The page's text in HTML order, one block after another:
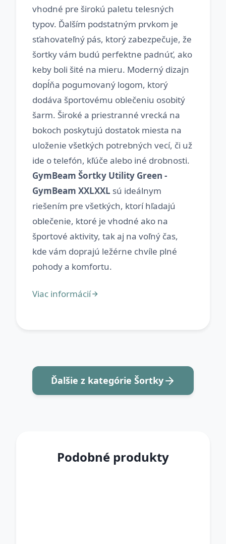
vhodné pre širokú paletu telesných
typov. Ďalším podstatným prvkom je
sťahovateľný pás, ktorý zabezpečuje, že
šortky vám budú perfektne padnúť, ako
keby boli šité na mieru. Moderný dizajn
dopĺňa pogumovaný logom, ktorý
dodáva športovému oblečeniu osobitý
šarm. Široké a priestranné vrecká na
bokoch poskytujú dostatok miesta na
uloženie všetkých potrebných vecí, či už
ide o telefón, kľúče alebo iné drobnosti.
GymBeam Šortky Utility Green -
GymBeam XXLXXL sú ideálnym
riešením pre všetkých, ktorí hľadajú
oblečenie, ktoré je vhodné ako na
športové aktivity, tak aj na voľný čas,
kde vám doprajú ležérne chvíle plné
Ďalšie z kategórie Šortky
Podobné produkty